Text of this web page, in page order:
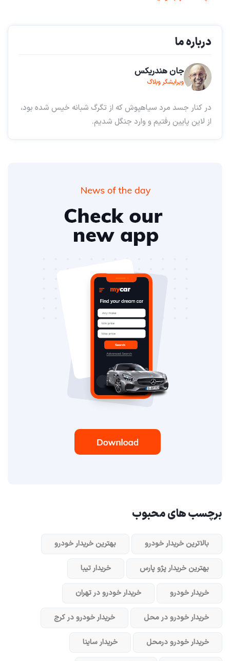
درباره ما
جان هندریکس
ویرایشگر وبلاگ
در کنار جسد مرد سیاهپوش که از تگرگ شبانه خیس شده بود،
از لاین پایین رفتیم و وارد جنگل شدیم.
برچسب های محبوب
بالاترین خریدار خودرو بهترین خریدار خودرو
بهترین خریدار پژو پارس خریدار تیبا
خریدار خودرو خریدار خودرو در تهران
خریدار خودرو در محل خریدار خودرو در کرج
خریدار خودرو در‌محل خریدار ساینا